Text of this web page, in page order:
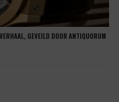
GEVEILD DOOR ANTIQUORUM